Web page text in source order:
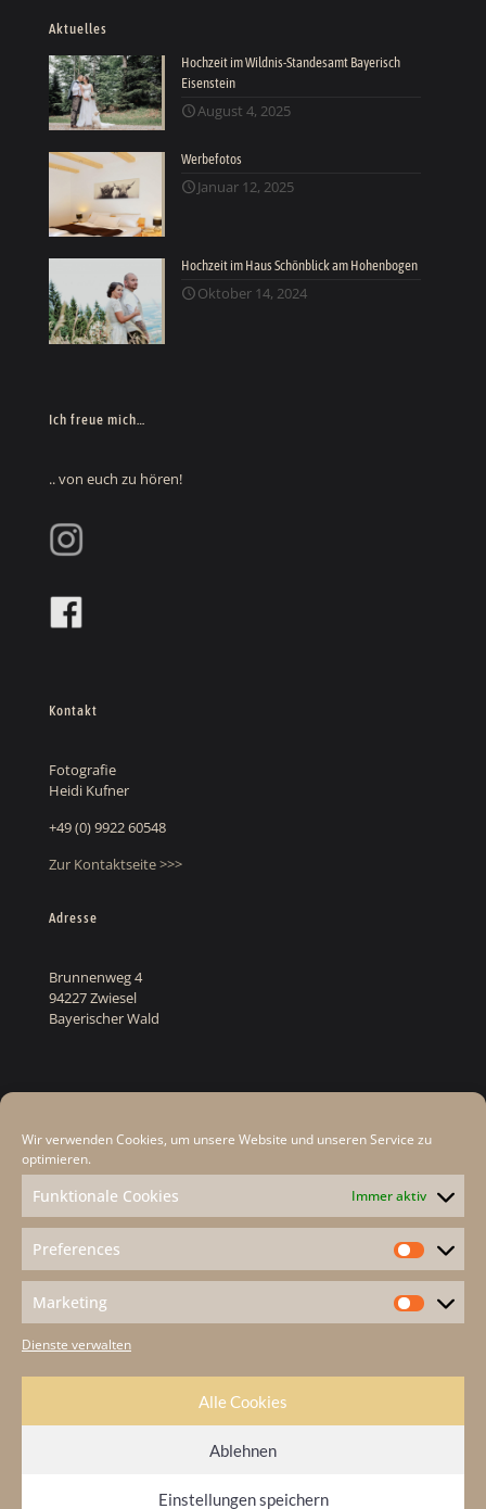
Wir verwenden Cookies, um unsere Website und unseren Service zu
optimieren.
Funktionale Cookies Immer aktiv
Preferences
Marketing
Dienste verwalten
Alle Cookies
Ablehnen
Einstellungen speichern
Aktuelles
Hochzeit im Wildnis-Standesamt Bayerisch
Eisenstein
August 4, 2025
Werbefotos
Januar 12, 2025
Hochzeit im Haus Schönblick am Hohenbogen
Oktober 14, 2024
Ich freue mich…
.. von euch zu hören!
Kontakt
Fotografie
Heidi Kufner
+49 (0) 9922 60548
Zur Kontaktseite >>>
Adresse
Brunnenweg 4
94227 Zwiesel
Bayerischer Wald
Datenschutz
Cookie-Hinweis
Impressum
Kontakt
werbestoff.de